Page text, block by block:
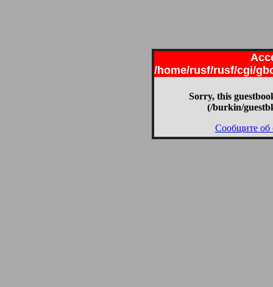
/home/rusf/rusf/cgi/
Sorry, this
(/burkin/
Сообщите об